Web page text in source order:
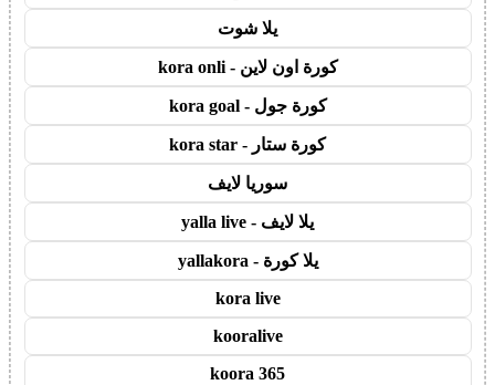
يلا شوت
كورة اون لاين - kora onli
كورة جول - kora goal
كورة ستار - kora star
سوريا لايف
يلا لايف - yalla live
يلا كورة - yallakora
kora live
kooralive
koora 365